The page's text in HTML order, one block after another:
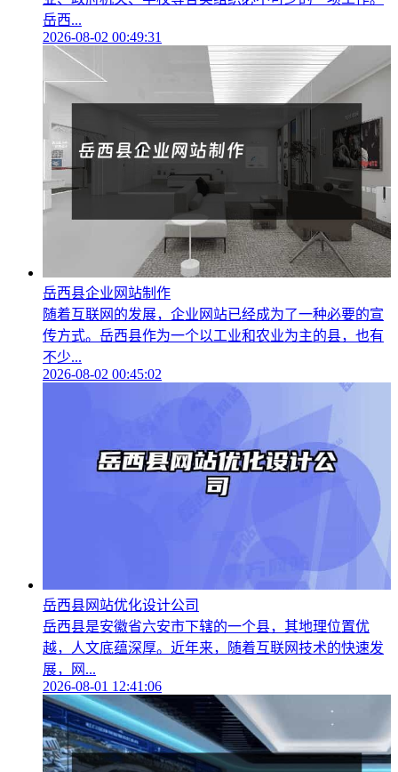
岳西...
2026-08-02 00:49:31
岳西县企业网站制作
随着互联网的发展，企业网站已经成为了一种必要的宣
传方式。岳西县作为一个以工业和农业为主的县，也有
不少...
2026-08-02 00:45:02
岳西县网站优化设计公司
岳西县是安徽省六安市下辖的一个县，其地理位置优
越，人文底蕴深厚。近年来，随着互联网技术的快速发
展，网...
2026-08-01 12:41:06